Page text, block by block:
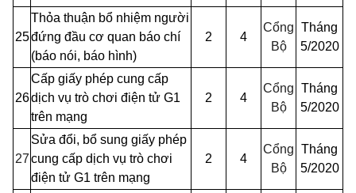
25
Thỏa thuận bổ nhiệm người
đứng đầu cơ quan báo chí
(báo nói, báo hình)
2 4
Cổng
Bộ
Tháng
5/2020
26
Cấp giấy phép cung cấp
dịch vụ trò chơi điện tử G1
trên mạng
2 4
Cổng
Bộ
Tháng
5/2020
27
Sửa đổi, bổ sung giấy phép
cung cấp dịch vụ trò chơi
điện tử G1 trên mạng
2 4
Cổng
Bộ
Tháng
5/2020